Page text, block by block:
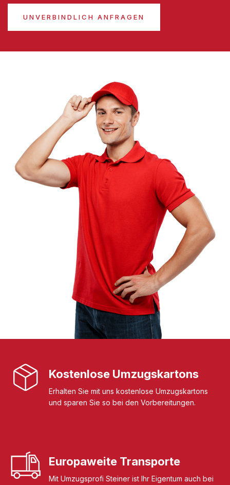
UNVERBINDLICH ANFRAGEN
Kostenlose Umzugskartons
Erhalten Sie mit uns kostenlose Umzugskartons
und sparen Sie so bei den Vorbereitungen.
Europaweite Transporte
Mit Umzugsprofi Steiner ist Ihr Eigentum auch bei